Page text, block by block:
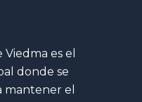
es el
donde se
mantener el